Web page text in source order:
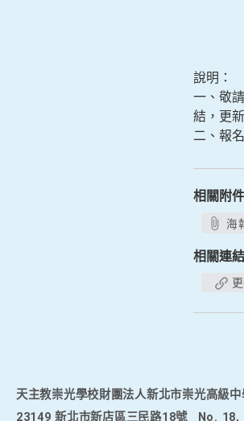
說明：
一、敬
結，更
二、報
相關附件
海
相關連結
天主教崇光學校財團法人新北市崇光高級中
23149 新北市新店區三民路18號
No.